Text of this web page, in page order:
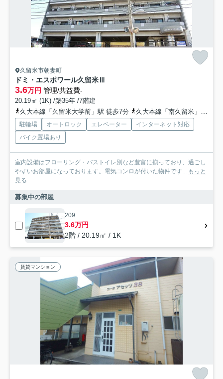
久留米市朝妻町
ドミ・エスポワール久留米Ⅲ
3.6万円 管理/共益費-
20.19㎡ (1K) /築35年 /7階建
久大本線「久留米大学前」駅 徒歩7分
久大本線「南久留米」駅 徒歩26分
駐輪場 オートロック エレベーター
インターネット対応
バイク置場あり
室内設備はフローリング・バストイレ別など豊富に揃っており、過ごし
やすいお部屋になっております。電気コンロが付いた物件です... もっと
見る
募集中の部屋
209
3.6万円
2階 / 20.19㎡ / 1K
賃貸マンション